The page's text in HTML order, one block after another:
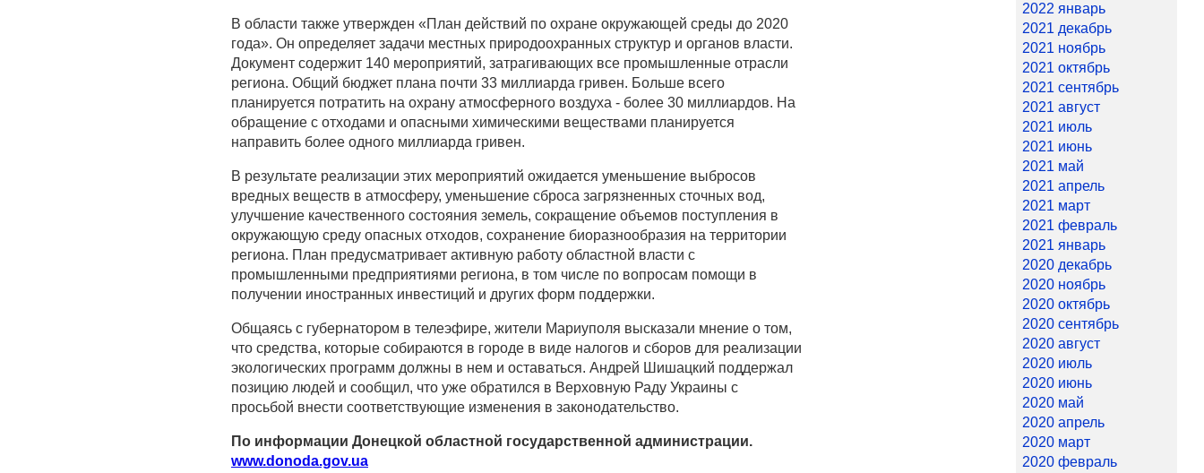
В области также утвержден «План действий по охране окружающей среды до 2020
года». Он определяет задачи местных природоохранных структур и органов власти.
Документ содержит 140 мероприятий, затрагивающих все промышленные отрасли
региона. Общий бюджет плана почти 33 миллиарда гривен. Больше всего
планируется потратить на охрану атмосферного воздуха - более 30 миллиардов. На
обращение с отходами и опасными химическими веществами планируется
направить более одного миллиарда гривен.
В результате реализации этих мероприятий ожидается уменьшение выбросов
вредных веществ в атмосферу, уменьшение сброса загрязненных сточных вод,
улучшение качественного состояния земель, сокращение объемов поступления в
окружающую среду опасных отходов, сохранение биоразнообразия на территории
региона. План предусматривает активную работу областной власти с
промышленными предприятиями региона, в том числе по вопросам помощи в
получении иностранных инвестиций и других форм поддержки.
Общаясь с губернатором в телеэфире, жители Мариуполя высказали мнение о том,
что средства, которые собираются в городе в виде налогов и сборов для реализации
экологических программ должны в нем и оставаться. Андрей Шишацкий поддержал
позицию людей и сообщил, что уже обратился в Верховную Раду Украины с
просьбой внести соответствующие изменения в законодательство.
По информации Донецкой областной государственной администрации.
www.donoda.gov.ua
2022 январь
2021 декабрь
2021 ноябрь
2021 октябрь
2021 сентябрь
2021 август
2021 июль
2021 июнь
2021 май
2021 апрель
2021 март
2021 февраль
2021 январь
2020 декабрь
2020 ноябрь
2020 октябрь
2020 сентябрь
2020 август
2020 июль
2020 июнь
2020 май
2020 апрель
2020 март
2020 февраль